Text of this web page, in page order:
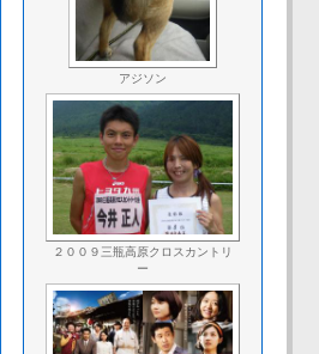
アジソン
２００９三瓶高原クロスカントリ
ー